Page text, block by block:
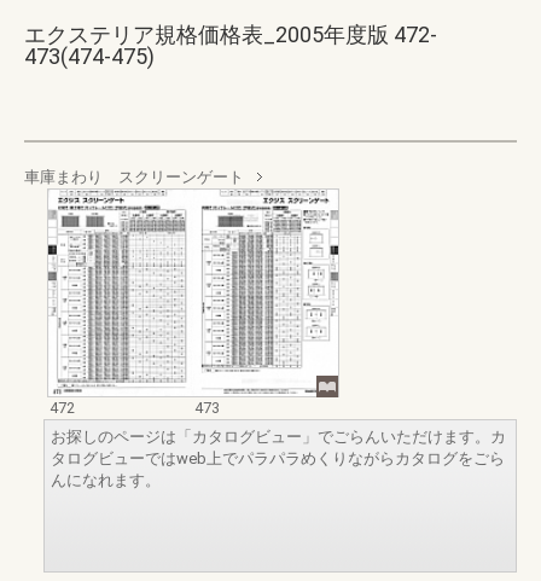
エクステリア規格価格表_2005年度版 472-
473(474-475)
車庫まわり スクリーンゲート
472
473
お探しのページは「カタログビュー」でごらんいただけます。カ
タログビューではweb上でパラパラめくりながらカタログをごら
んになれます。